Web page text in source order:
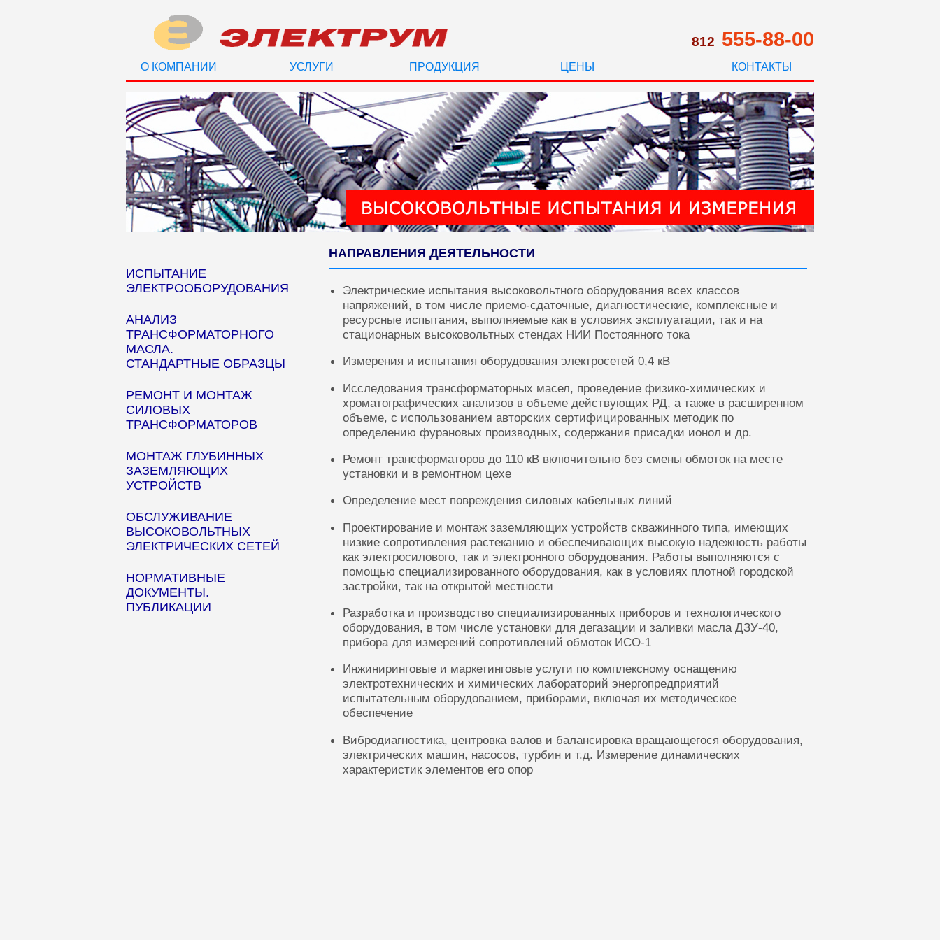
812 555-88-00
О КОМПАНИИ УСЛУГИ ПРОДУКЦИЯ ЦЕНЫ КОНТАКТЫ
ИСПЫТАНИЕ
ЭЛЕКТРООБОРУДОВАНИЯ
АНАЛИЗ
ТРАНСФОРМАТОРНОГО
МАСЛА.
СТАНДАРТНЫЕ ОБРАЗЦЫ
РЕМОНТ И МОНТАЖ
СИЛОВЫХ
ТРАНСФОРМАТОРОВ
МОНТАЖ ГЛУБИННЫХ
ЗАЗЕМЛЯЮЩИХ
УСТРОЙСТВ
ОБСЛУЖИВАНИЕ
ВЫСОКОВОЛЬТНЫХ
ЭЛЕКТРИЧЕСКИХ СЕТЕЙ
НОРМАТИВНЫЕ
ДОКУМЕНТЫ.
ПУБЛИКАЦИИ
НАПРАВЛЕНИЯ ДЕЯТЕЛЬНОСТИ
Электрические испытания высоковольтного оборудования всех классов
напряжений, в том числе приемо-сдаточные, диагностические, комплексные и
ресурсные испытания, выполняемые как в условиях эксплуатации, так и на
стационарных высоковольтных стендах НИИ Постоянного тока
Измерения и испытания оборудования электросетей 0,4 кВ
Исследования трансформаторных масел, проведение физико-химических и
хроматографических анализов в объеме действующих РД, а также в расширенном
объеме, с использованием авторских сертифицированных методик по
определению фурановых производных, содержания присадки ионол и др.
Ремонт трансформаторов до 110 кВ включительно без смены обмоток на месте
установки и в ремонтном цехе
Определение мест повреждения силовых кабельных линий
Проектирование и монтаж заземляющих устройств скважинного типа, имеющих
низкие сопротивления растеканию и обеспечивающих высокую надежность работы
как электросилового, так и электронного оборудования. Работы выполняются с
помощью специализированного оборудования, как в условиях плотной городской
застройки, так на открытой местности
Разработка и производство специализированных приборов и технологического
оборудования, в том числе установки для дегазации и заливки масла ДЗУ-40,
прибора для измерений сопротивлений обмоток ИСО-1
Инжиниринговые и маркетинговые услуги по комплексному оснащению
электротехнических и химических лабораторий энергопредприятий
испытательным оборудованием, приборами, включая их методическое
обеспечение
Вибродиагностика, центровка валов и балансировка вращающегося оборудования,
электрических машин, насосов, турбин и т.д. Измерение динамических
характеристик элементов его опор